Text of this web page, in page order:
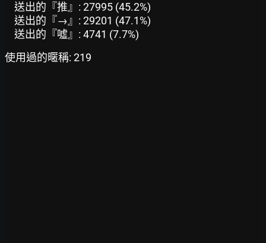
送出的『推』: 27995 (45.2%)
送出的『→』: 29201 (47.1%)
送出的『噓』: 4741 (7.7%)
使用過的暱稱: 219